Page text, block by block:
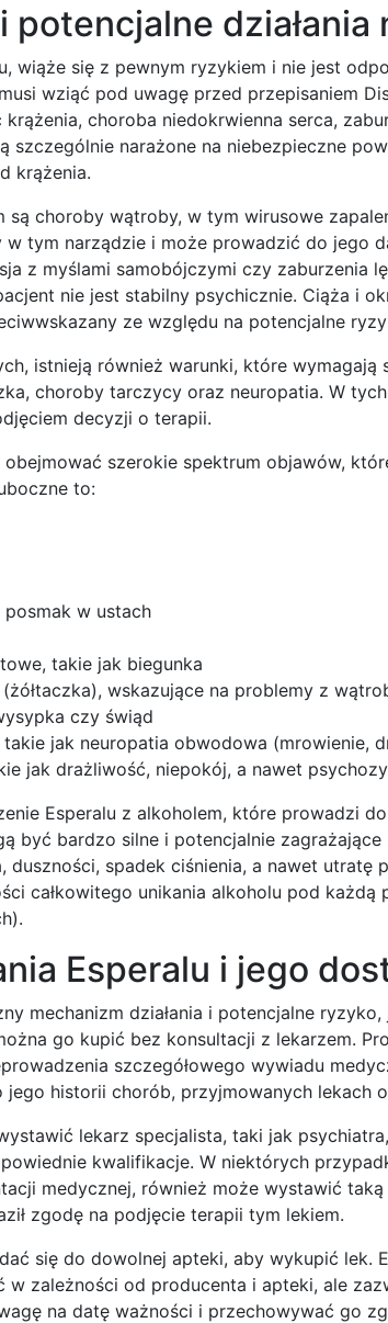
działania
wiąże się z pewnym ryzykiem i nie jest
wziąć pod uwagę przed przepisaniem
choroba niedokrwienna serca,
szczególnie narażone na niebezpieczne
krążenia.
są choroby wątroby, w tym wirusowe
tym narządzie i może prowadzić do jego
z myślami samobójczymi czy zaburzenia
nie jest stabilny psychicznie. Ciąża i
ze względu na potencjalne
istnieją również warunki, które
choroby tarczycy oraz neuropatia. W
decyzji o terapii.
obejmować szerokie spektrum objawów,
to:
w ustach
takie jak biegunka
wskazujące na problemy z
czy świąd
jak neuropatia obwodowa (mrowienie,
jak drażliwość, niepokój, a nawet
Esperalu z alkoholem, które prowadzi
być bardzo silne i potencjalnie zagrażające
duszności, spadek ciśnienia, a nawet
całkowitego unikania alkoholu pod
Esperalu i jego
mechanizm działania i potencjalne
go kupić bez konsultacji z lekarzem.
szczegółowego wywiadu
historii chorób, przyjmowanych lekach
lekarz specjalista, taki jak
kwalifikacje. W niektórych
medycznej, również może wystawić
zgodę na podjęcie terapii tym lekiem.
się do dowolnej apteki, aby wykupić lek.
w zależności od producenta i apteki, ale
na datę ważności i przechowywać go